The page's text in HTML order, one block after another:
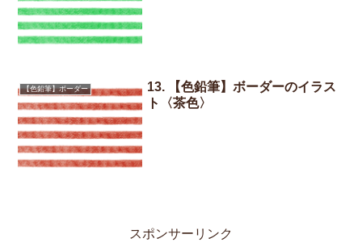
【色鉛筆】ボーダー
13. 【色鉛筆】ボーダーのイラス
ト〈茶色〉
スポンサーリンク